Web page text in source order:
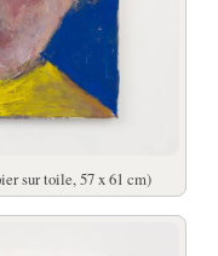
sur toile, 57 x 61 cm)